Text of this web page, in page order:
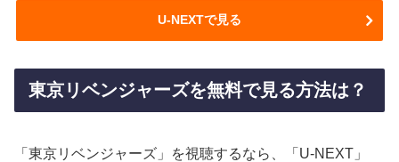
U-NEXTで見る
東京リベンジャーズを無料で見る方法は？
「東京リベンジャーズ」を視聴するなら、「U-NEXT」